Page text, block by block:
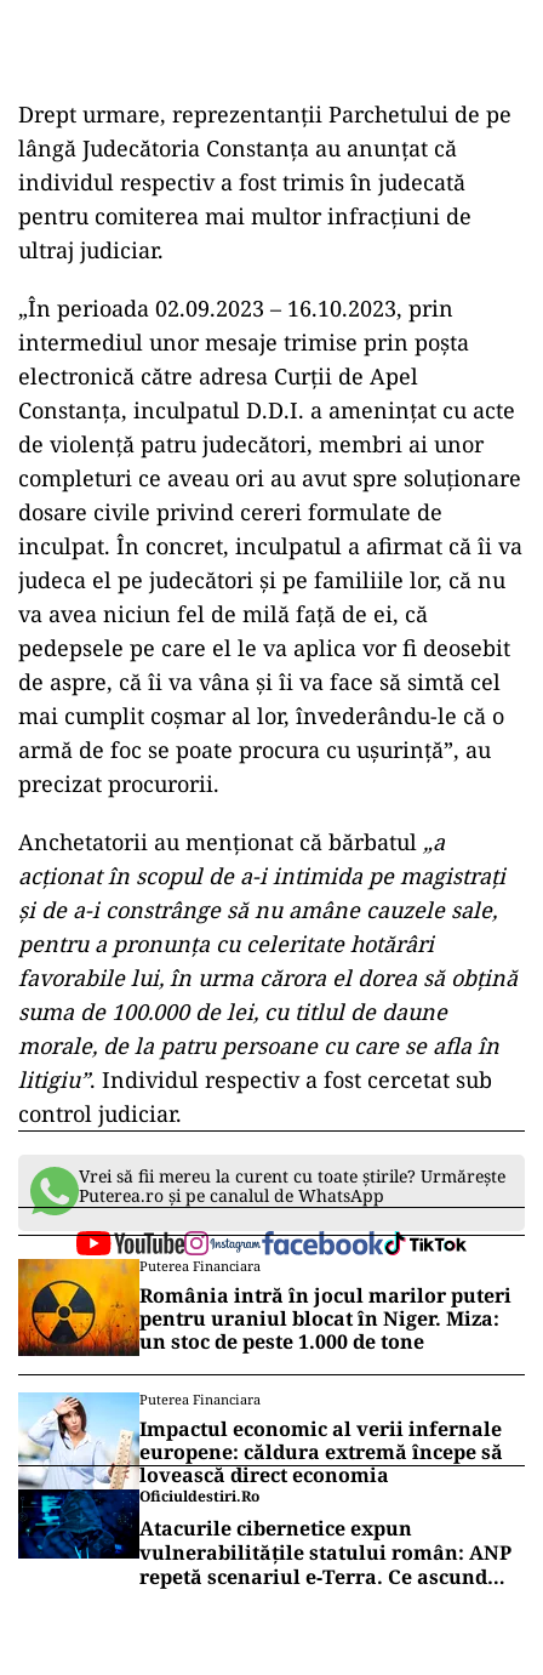
Drept urmare, reprezentanţii Parchetului de pe
lângă Judecătoria Constanţa au anunţat că
individul respectiv a fost trimis în judecată
pentru comiterea mai multor infracţiuni de
ultraj judiciar.
„În perioada 02.09.2023 – 16.10.2023, prin
intermediul unor mesaje trimise prin poşta
electronică către adresa Curţii de Apel
Constanţa, inculpatul D.D.I. a ameninţat cu acte
de violenţă patru judecători, membri ai unor
completuri ce aveau ori au avut spre soluţionare
dosare civile privind cereri formulate de
inculpat. În concret, inculpatul a afirmat că îi va
judeca el pe judecători şi pe familiile lor, că nu
va avea niciun fel de milă faţă de ei, că
pedepsele pe care el le va aplica vor fi deosebit
de aspre, că îi va vâna şi îi va face să simtă cel
mai cumplit coşmar al lor, învederându-le că o
armă de foc se poate procura cu uşurinţă”, au
precizat procurorii.
Anchetatorii au menţionat că bărbatul „a
acţionat în scopul de a-i intimida pe magistraţi
şi de a-i constrânge să nu amâne cauzele sale,
pentru a pronunţa cu celeritate hotărâri
favorabile lui, în urma cărora el dorea să obţină
suma de 100.000 de lei, cu titlul de daune
morale, de la patru persoane cu care se afla în
litigiu”. Individul respectiv a fost cercetat sub
control judiciar.
Vrei să fii mereu la curent cu toate știrile? Urmărește
Puterea.ro și pe canalul de WhatsApp
Puterea Financiara
România intră în jocul marilor puteri
pentru uraniul blocat în Niger. Miza:
un stoc de peste 1.000 de tone
Puterea Financiara
Impactul economic al verii infernale
europene: căldura extremă începe să
lovească direct economia
Oficiuldestiri.ro
Atacurile cibernetice expun
vulnerabilitățile statului român: ANP
repetă scenariul e‑Terra. Ce ascund